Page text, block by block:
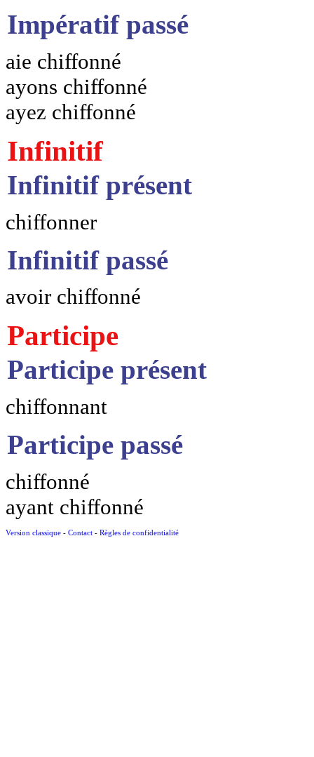
Impératif passé
aie chiffonné
ayons chiffonné
ayez chiffonné
Infinitif
Infinitif présent
chiffonner
Infinitif passé
avoir chiffonné
Participe
Participe présent
chiffonnant
Participe passé
chiffonné
ayant chiffonné
Version classique - Contact - Règles de confidentialité